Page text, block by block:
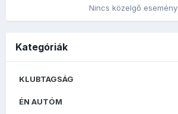
Nincs közelgő esemény
Kategóriák
KLUBTAGSÁG
ÉN AUTÓM